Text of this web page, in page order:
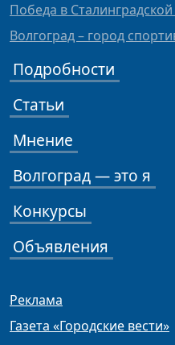
Победа в
Волгоград – город
Подробности
Статьи
Мнение
Волгоград — это я
Конкурсы
Объявления
Реклама
Газета «Городские вести»